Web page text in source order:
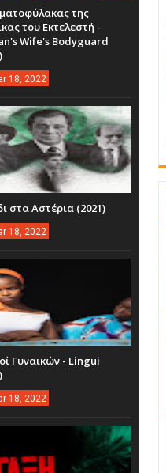
της
του Εκτελεστή -
Wife's Bodyguard
18, 2022
στα Αστέρια (2021)
18, 2022
Γυναικών - Lingui
18, 2022